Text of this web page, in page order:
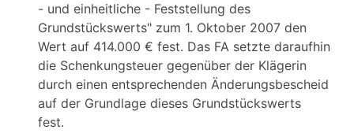
- und einheitliche - Feststellung des
Grundstückswerts" zum 1. Oktober 2007 den
Wert auf 414.000 € fest. Das FA setzte daraufhin
die Schenkungsteuer gegenüber der Klägerin
durch einen entsprechenden Änderungsbescheid
auf der Grundlage dieses Grundstückswerts
fest.